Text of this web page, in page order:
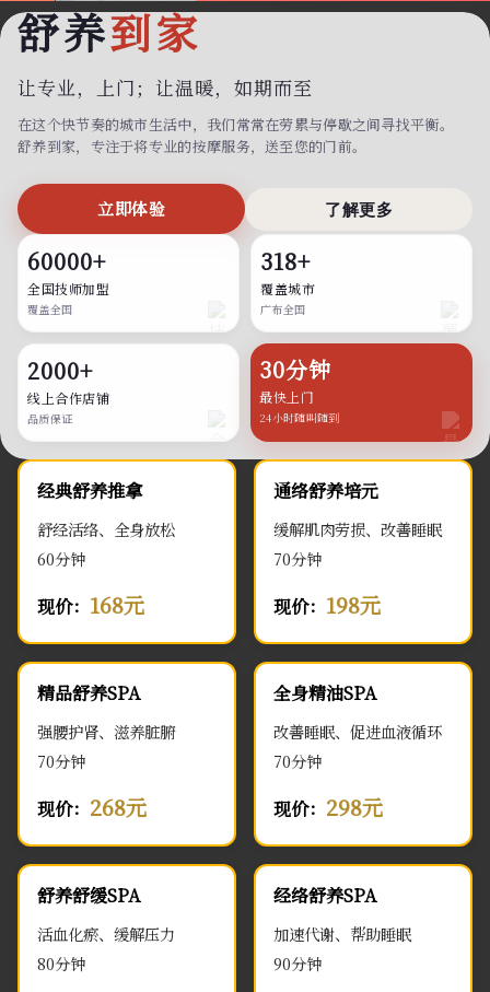
预约技师
舒养到家
让专业，上门； 让温暖，如期而至
在这个快节奏的城市生活中，我们常常在劳累与停歇之间寻找平衡。
舒养到家，专注于将专业的按摩服务，送至您的门前。
立即体验 了解更多
60000+
全国技师加盟
覆盖全国
318+
覆盖城市
广布全国
2000+
线上合作店铺
品质保证
30分钟
最快上门
24小时随叫随到
经典舒养推拿
舒经活络、全身放松
60分钟
现价： 168元
通络舒养培元
缓解肌肉劳损、改善睡眠
70分钟
现价： 198元
精品舒养SPA
强腰护肾、滋养脏腑
70分钟
现价： 268元
全身精油SPA
改善睡眠、促进血液循环
70分钟
现价： 298元
舒养舒缓SPA
活血化瘀、缓解压力
80分钟
经络舒养SPA
加速代谢、帮助睡眠
90分钟